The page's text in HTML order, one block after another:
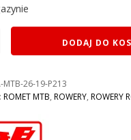
DODAJ DO
MTB-26-19-P213
ROMET MTB, ROWERY, ROWERY